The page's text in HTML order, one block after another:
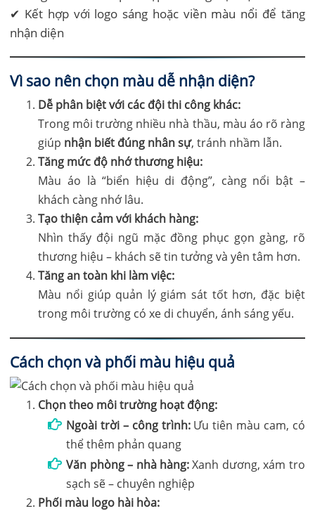
✔ Kết hợp với logo sáng hoặc viền màu nổi để tăng
nhận diện
Vì sao nên chọn màu dễ nhận diện?
Dễ phân biệt với các đội thi công khác:
Trong môi trường nhiều nhà thầu, màu áo rõ ràng
giúp nhận biết đúng nhân sự, tránh nhầm lẫn.
Tăng mức độ nhớ thương hiệu:
Màu áo là “biển hiệu di động”, càng nổi bật –
khách càng nhớ lâu.
Tạo thiện cảm với khách hàng:
Nhìn thấy đội ngũ mặc đồng phục gọn gàng, rõ
thương hiệu – khách sẽ tin tưởng và yên tâm hơn.
Tăng an toàn khi làm việc:
Màu nổi giúp quản lý giám sát tốt hơn, đặc biệt
trong môi trường có xe di chuyển, ánh sáng yếu.
Cách chọn và phối màu hiệu quả
Chọn theo môi trường hoạt động:
Ngoài trời – công trình:Ưu tiên màu cam, có
thể thêm phản quang
Văn phòng – nhà hàng:Xanh dương, xám tro
sạch sẽ – chuyên nghiệp
Phối màu logo hài hòa: